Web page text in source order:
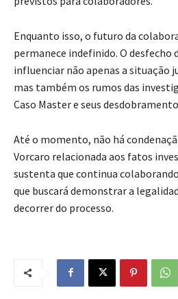
Enquanto isso, o futuro da
permanece indefinido. O desfecho
influenciar não apenas a situação
mas também os rumos das
Caso Master e seus
Até o momento, não há
Vorcaro relacionada aos fatos
sustenta que continua
que buscará demonstrar a
decorrer do processo.